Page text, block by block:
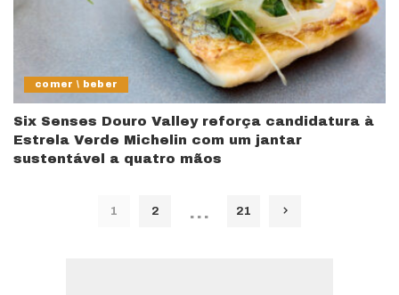
comer \ beber
Six Senses Douro Valley reforça candidatura à
Estrela Verde Michelin com um jantar
sustentável a quatro mãos
1 2 … 21